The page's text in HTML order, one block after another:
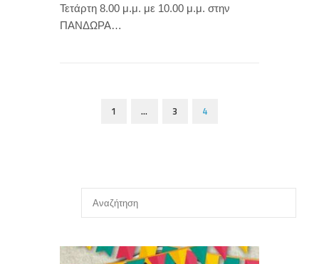
Τετάρτη 8.00 μ.μ. με 10.00 μ.μ. στην
ΠΑΝΔΩΡΑ…
1 … 3 4